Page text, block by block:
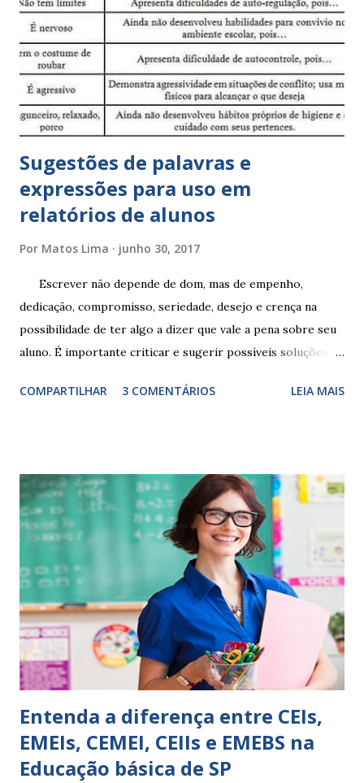
Sugestões de palavras e
expressões para uso em
relatórios de alunos
Por Matos Lima junho 30, 2017
Escrever não depende de dom, mas de empenho,
dedicação, compromisso, seriedade, desejo e crença na
possibilidade de ter algo a dizer que vale a pena sobre seu
aluno. É importante criticar e sugerir possíveis soluções.
exercitação. E encontrar a melhor maneira de expressar o
sempre as intervenções feitas para ações apresentadas,
isso ressalta trabalho. SUGESTÕES DE PALAVRAS E
EXPRESSÕES PARA USO EM RELATÓRIOS Você pensa Você
escreve O aluno não sabe O aluno não adquiriu os
conceitos, está em fase de aprendizado. Não tem limites
Apresenta dificuldades de auto-regulação, pois… É nervoso
Ainda não desenvolveu habilidades para convívio no
ambiente...
COMPARTILHAR 3 COMENTÁRIOS LEIA MAIS
Entenda a diferença entre CEIs,
EMEIs, CEMEI, CEIIs e EMEBS na
Educação básica de SP